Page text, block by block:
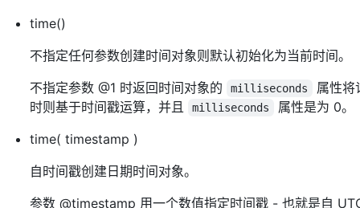
time()
不指定任何参数创建时间对象则默认初始化为当前时间。
不指定参数 @1 时返回时间对象的
milliseconds
属性将
时则基于时间戳运算，并且
milliseconds
属性是为 0。
time( timestamp )
自时间戳创建日期时间对象。
参数 @timestamp 用一个数值指定时间戳 - 也就是自